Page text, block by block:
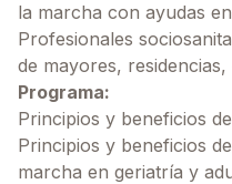
la marcha con ayudas
Profesionales
de mayores,
Programa:
Principios y beneficios
Principios y beneficios
marcha en geriatría y